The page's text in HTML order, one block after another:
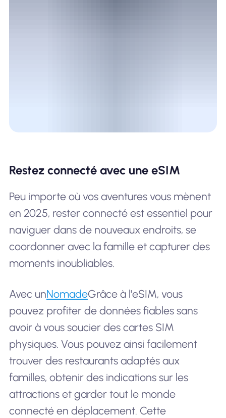
Restez connecté avec une eSIM
Peu importe où vos aventures vous mènent
en 2025, rester connecté est essentiel pour
naviguer dans de nouveaux endroits, se
coordonner avec la famille et capturer des
moments inoubliables.
Avec unNomadeGrâce à l'eSIM, vous
pouvez profiter de données fiables sans
avoir à vous soucier des cartes SIM
physiques. Vous pouvez ainsi facilement
trouver des restaurants adaptés aux
familles, obtenir des indications sur les
attractions et garder tout le monde
connecté en déplacement. Cette